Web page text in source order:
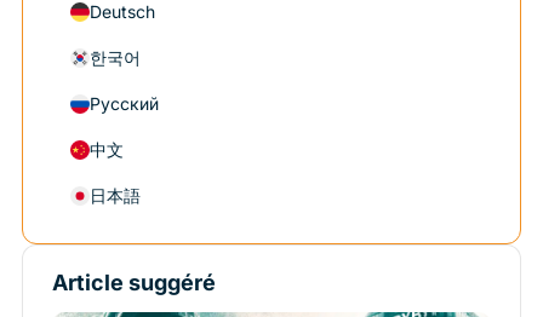
Deutsch
한국어
Русский
中文
日本語
Article suggéré